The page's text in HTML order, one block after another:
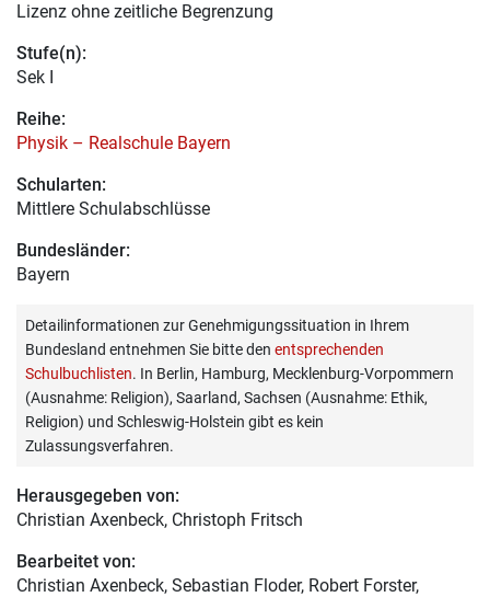
Lizenz ohne zeitliche Begrenzung
Stufe(n):
Sek I
Reihe:
Physik – Realschule Bayern
Schularten:
Mittlere Schulabschlüsse
Bundesländer:
Bayern
Detailinformationen zur Genehmigungssituation in Ihrem
Bundesland entnehmen Sie bitte den entsprechenden
Schulbuchlisten. In Berlin, Hamburg, Mecklenburg-Vorpommern
(Ausnahme: Religion), Saarland, Sachsen (Ausnahme: Ethik,
Religion) und Schleswig-Holstein gibt es kein
Zulassungsverfahren.
Herausgegeben von:
Christian Axenbeck, Christoph Fritsch
Bearbeitet von:
Christian Axenbeck, Sebastian Floder, Robert Forster,